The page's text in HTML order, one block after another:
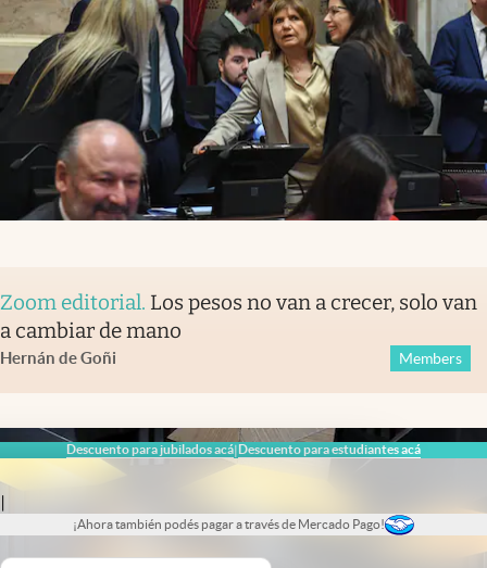
Descuento para jubilados acá|Descuento para estudiantes acá
|
¡Ahora también podés pagar a través de Mercado Pago!
Zoom editorial. Los pesos no van a crecer, solo van
a cambiar de mano
Hernán de Goñi Members